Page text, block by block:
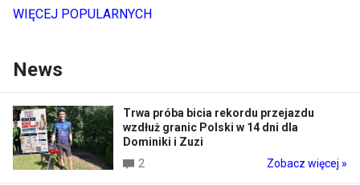
WIĘCEJ POPULARNYCH
News
Trwa próba bicia rekordu przejazdu
wzdłuż granic Polski w 14 dni dla
Dominiki i Zuzi
2
Zobacz więcej »